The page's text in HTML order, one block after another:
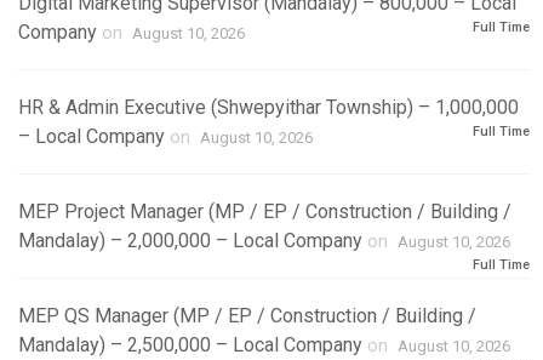
Company on August 10, 2026 Full Time
HR & Admin Executive (Shwepyithar Township) – 1,000,000
– Local Company on August 10, 2026 Full Time
MEP Project Manager (MP / EP / Construction / Building /
Mandalay) – 2,000,000 – Local Company on August 10, 2026
Full Time
MEP QS Manager (MP / EP / Construction / Building /
Mandalay) – 2,500,000 – Local Company on August 10, 2026